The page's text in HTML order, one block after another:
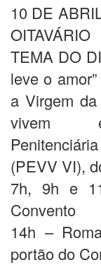
10 DE
OITAVÁRIO
TEMA DO
leve o
a Virgem
vivem
(PEVV VI),
7h, 9h e
Convento
14h –
portão do